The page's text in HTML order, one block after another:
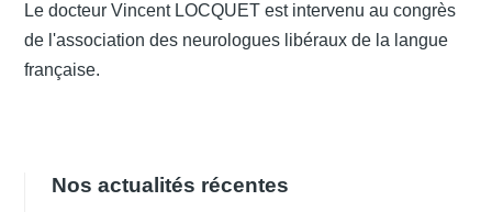
Le docteur Vincent LOCQUET est intervenu au congrès
de l'association des neurologues libéraux de la langue
française.
Nos actualités récentes